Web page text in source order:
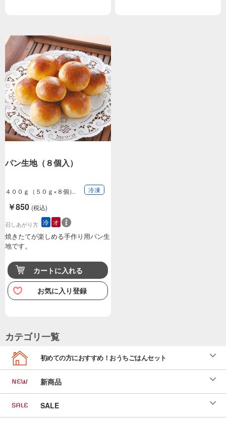
パン生地（８個入）
４００ｇ（５０ｇ×８個） 冷凍
￥850 (税込)
召しあがり方 冷 オ
焼きたてが楽しめる手作り用パン生
地です。
カートに入れる
お気に入り登録
カテゴリ一覧
初めての方におすすめ！おうちごはんセット
新商品
SALE